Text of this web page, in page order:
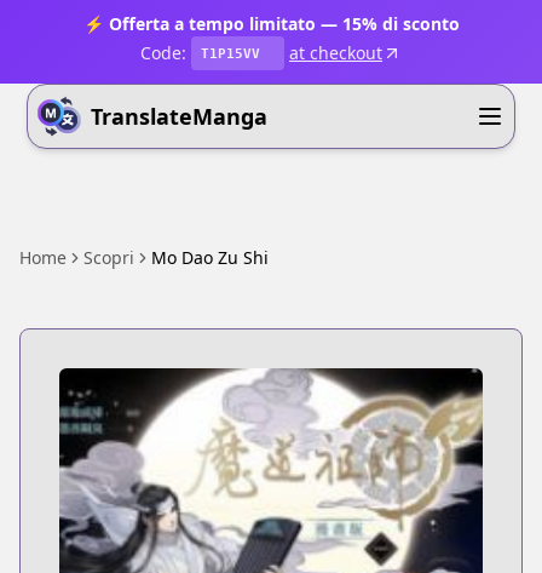
⚡ Offerta a tempo limitato — 15% di sconto
Code:
T1P15VV at checkout
TranslateManga
Home Scopri Mo Dao Zu Shi